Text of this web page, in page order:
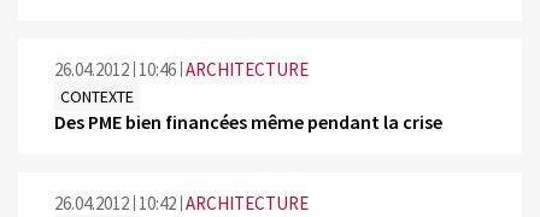
26.04.2012 10:46 ARCHITECTURE
CONTEXTE
Des PME bien financées même pendant la crise
26.04.2012 10:42 ARCHITECTURE